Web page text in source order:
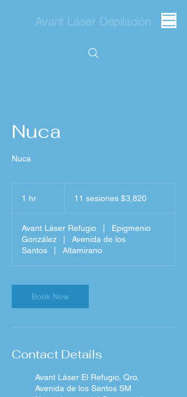
Avant Láser Depilación
Nuca
Nuca
1 hr 11 sesiones $3,820
Avant Láser Refugio
Epigmenio
González
Avenida de los
Santos
Altamirano
Book Now
Contact Details
Avant Láser El Refugio, Qro,
Avenida de los Santos SM